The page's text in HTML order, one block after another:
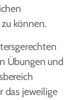
können.
Übungen und
das jeweilige